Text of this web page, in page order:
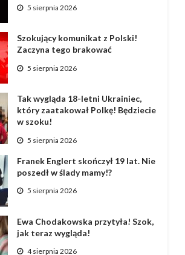
5 sierpnia 2026
Szokujący komunikat z Polski!
Zaczyna tego brakować
5 sierpnia 2026
Tak wygląda 18-letni Ukrainiec,
który zaatakował Polkę! Będziecie
w szoku!
5 sierpnia 2026
Franek Englert skończył 19 lat. Nie
poszedł w ślady mamy!?
5 sierpnia 2026
Ewa Chodakowska przytyła! Szok,
jak teraz wygląda!
4 sierpnia 2026